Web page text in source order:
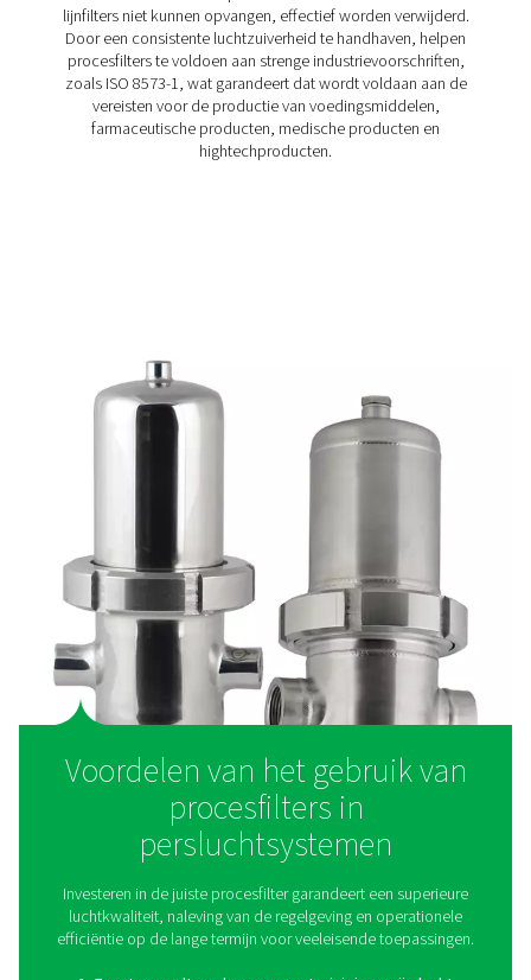
FSI 1-12 Steriele filters
Hoe werken
Procesfilters maken gebruik van geavanceerde
ultrafijne verontreinigingen uit perslucht te
waardoor de hoogste zuiverheidsniveaus voor
toepassingen worden gegarandeerd. Terwijl perslucht
filter stroomt, werken meerdere filtratiemechanismen
mechanische scheiding, adsorptie en coalescentie –
deeltjes, vocht, olieaerosolen en dampen op te
filters werken op extreem fijne filtratieniveaus (tot 0,01
waardoor zelfs microscopische onzuiverheden die
lijnfilters niet kunnen opvangen, effectief worden
Door een consistente luchtzuiverheid te handhaven,
zoals ISO 8573-1, wat garandeert dat wordt voldaan
vereisten voor de productie van
farmaceutische producten, medische producten